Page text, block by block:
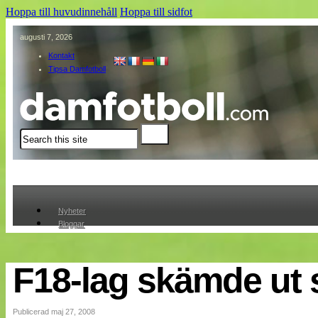
Hoppa till huvudinnehåll Hoppa till sidfot
augusti 7, 2026
Kontakt
Tipsa Damfotboll
Sök
Nyheter
Bloggar
Cuper
Medlemmar
Medlemsbilder
Till klubbkassan
Om oss
F18-lag skämde ut
Publicerad maj 27, 2008